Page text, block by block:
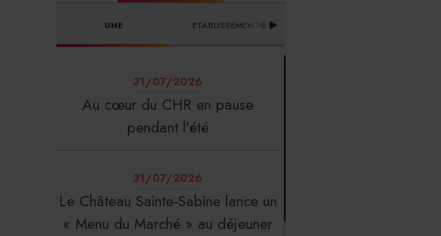
UNE ETABLISSEMENTS
31/07/2026
Au cœur du CHR en pause
pendant l’été
31/07/2026
Le Château Sainte-Sabine lance un
« Menu du Marché » au déjeuner